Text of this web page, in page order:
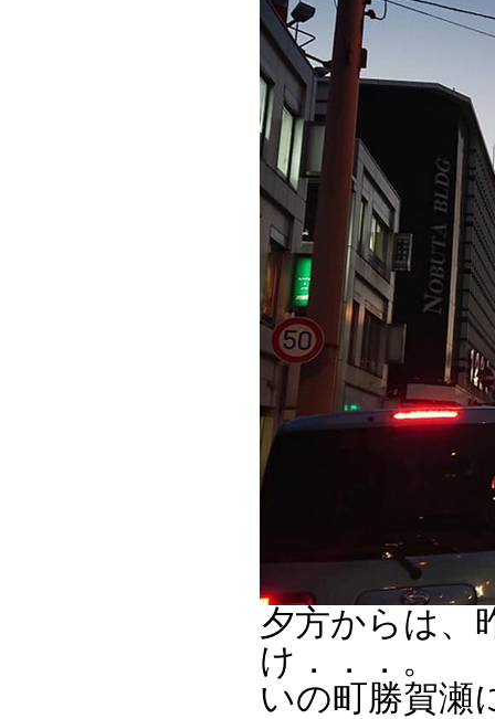
夕方からは、
け．．．。
いの町勝賀瀬